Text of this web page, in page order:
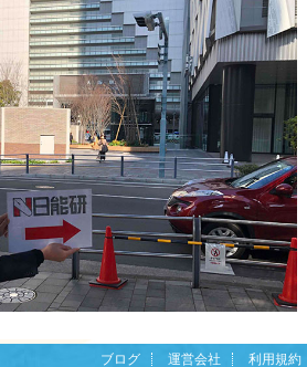
ブログ 運営会社 利用規約